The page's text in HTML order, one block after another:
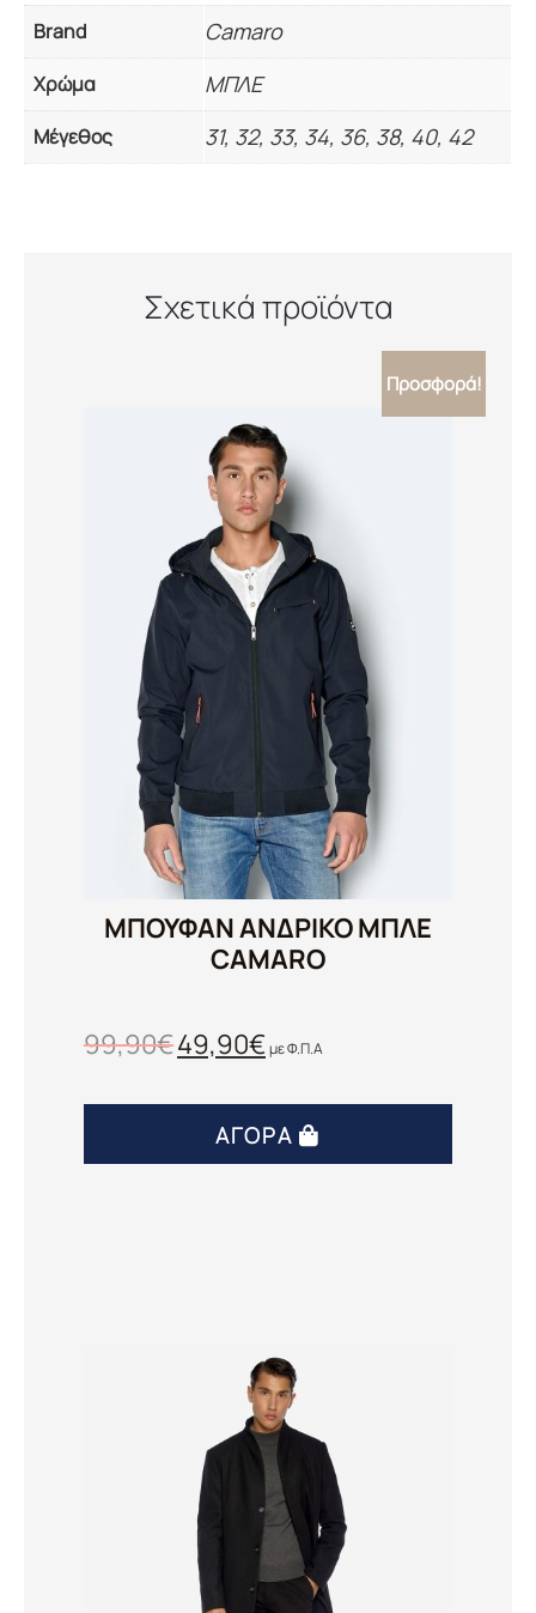
Brand Camaro
Χρώμα ΜΠΛΕ
Μέγεθος 31, 32, 33, 34, 36, 38, 40, 42
Σχετικά προϊόντα
Προσφορά!
ΜΠΟΥΦΑΝ ΑΝΔΡΙΚΟ ΜΠΛΕ
CAMARO
99,90€49,90€με Φ.Π.Α
ΑΓΟΡΆ